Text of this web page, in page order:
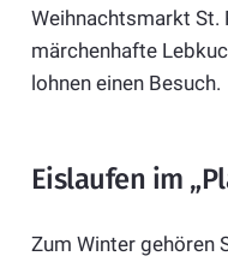
Weihnachtsmarkt St.
märchenhafte
lohnen einen Besuch.
Eislaufen im
Zum Winter gehören